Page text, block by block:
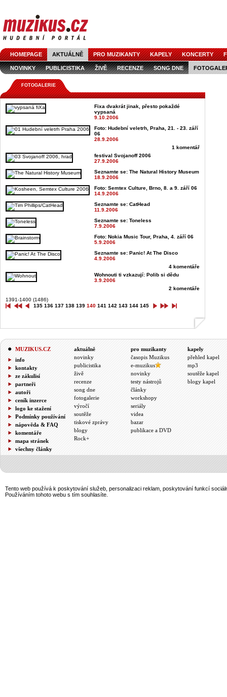
HOMEPAGE AKTUÁLNĚ PRO MUZIKANTY KAPELY KONCERTY
NOVINKY PUBLICISTIKA ŽIVĚ RECENZE SONG DNE
FOTOGALERIE
Fixa dvakrát jinak, přesto pokaždé
vypsaná
9.10.2006
Foto: Hudební veletrh, Praha, 21. - 23. září
06
28.9.2006
1 komentář
festival Svojanoff 2006
27.9.2006
Seznamte se: The Natural History Museum
18.9.2006
Foto: Semtex Culture, Brno, 8. a 9. září 06
14.9.2006
Seznamte se: CatHead
11.9.2006
Seznamte se: Toneless
7.9.2006
Foto: Nokia Music Tour, Praha, 4. září 06
5.9.2006
Seznamte se: Panic! At The Disco
4.9.2006
4 komentáře
Wohnouti ti vzkazují: Polib si dědu
3.9.2006
2 komentáře
1391-1400 (1486)
135 136 137 138 139 140 141 142 143 144 145
MUZIKUS.CZ
info
kontakty
ze zákulisí
partneři
autoři
ceník inzerce
logo ke stažení
Podmínky používání
nápověda & FAQ
komentáře
mapa stránek
všechny články
aktuálně
novinky
publicistika
živě
recenze
song dne
fotogalerie
výročí
soutěže
tiskové zprávy
blogy
Rock+
pro muzikanty
časopis Muzikus
e-muzikus
novinky
testy nástrojů
články
workshopy
seriály
videa
bazar
publikace a DVD
kapely
přehled kapel
mp3
soutěže kapel
blogy kapel
Tento web používá k poskytování služeb, personalizaci reklam, poskytování funkcí
Používáním tohoto webu s tím souhlasíte.